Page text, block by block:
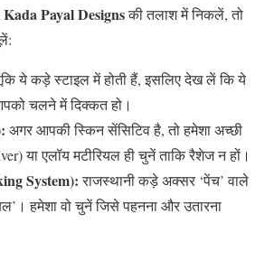
Payal Designsकी तलाश में निकलें, तो
ये कड़े स्टाइल में होती हैं, इसलिए देख लें कि ये
चलने में दिक्कत हो।
अगर आपकी स्किन सेंसिटिव है, तो हमेशा अच्छी
या एलॉय मटीरियल ही चुनें ताकि रैशेज न हों।
System):राजस्थानी कड़े अक्सर ‘पेंच’ वाले
हमेशा वो चुनें जिसे पहनना और उतारना